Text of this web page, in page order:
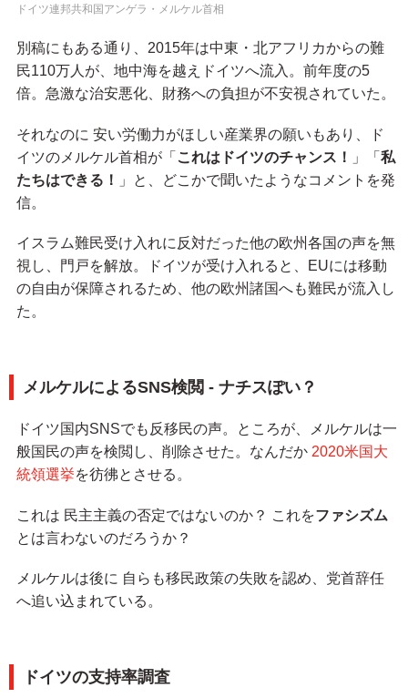
ドイツ連邦共和国アンゲラ・メルケル首相
別稿にもある通り、2015年は中東・北アフリカからの難
民110万人が、地中海を越えドイツへ流入。前年度の5
倍。急激な治安悪化、財務への負担が不安視されていた。
それなのに 安い労働力がほしい産業界の願いもあり、ド
イツのメルケル首相が「 これはドイツのチャンス！ 」「 私
たちはできる！
」と、どこかで聞いたようなコメントを発
信。
イスラム難民受け入れに反対だった他の欧州各国の声を無
視し、門戸を解放。ドイツが受け入れると、EUには移動
の自由が保障されるため、他の欧州諸国へも難民が流入し
た。
メルケルによるSNS検閲 - ナチスぽい？
ドイツ国内SNSでも反移民の声。ところが、メルケルは一
般国民の声を検閲し、削除させた。なんだか 2020米国大
統領選挙を彷彿とさせる。
これは 民主主義の否定ではないのか？ これをファシズム
とは言わないのだろうか？
メルケルは後に 自らも移民政策の失敗を認め、党首辞任
へ追い込まれている。
ドイツの支持率調査